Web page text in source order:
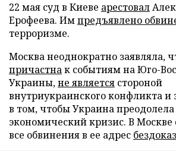
22 мая суд в Киеве арестовал
Ерофеева. Импредъявлено
терроризме.
Москва неоднократно заявляла,
причастнак событиям на Юго-
Украины,не является стороной
внутриукраинского конфликта и
в том, чтобы Украина
экономический кризис. В
все обвинения в ее адрес